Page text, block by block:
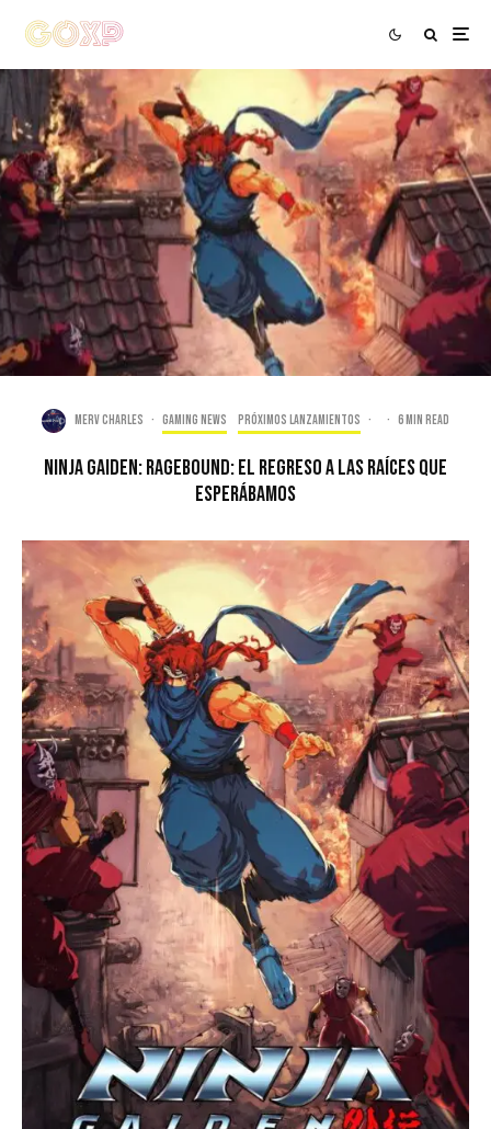
Merv Charles · Gaming news Próximos Lanzamientos · · 6 min read
Ninja Gaiden: Ragebound: El Regreso a Las Raíces Que
Esperábamos